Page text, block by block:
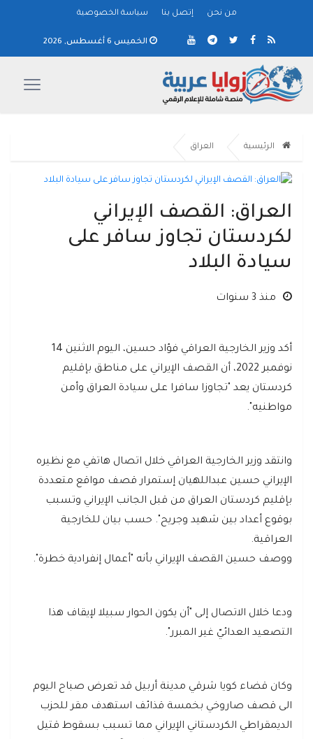
من نحن إتصل بنا سياسة الخصوصية
الخميس 6 أغسطس, 2026
الرئيسية العراق
العراق: القصف الإيراني
لكردستان تجاوز سافر على
سيادة البلاد
منذ 3 سنوات
أكد وزير الخارجية العراقي فؤاد حسين، اليوم الاثنين 14
نوفمبر 2022، أن القصف الإيراني على مناطق بإقليم
كردستان يعد "تجاوزا سافرا على سيادة العراق وأمن
مواطنيه".
وانتقد وزير الخارجية العراقي خلال اتصال هاتفي مع نظيره
الإيراني حسين عبداللهيان إستمرار قصف مواقع متعددة
بإقليم كردستان العراق من قبل الجانب الإيراني وتسبب
بوقوع أعداد بين شهيد وجريح". حسب بيان للخارجية
العراقية.
ووصف حسين القصف الإيراني بأنه "أعمال إنفرادية خطرة".
ودعا خلال الاتصال إلى "أن يكون الحوار سبيلا لإيقاف هذا
التصعيد العدائيّ غير المبرر".
وكان قضاء كويا شرقي مدينة أربيل قد تعرض صباح اليوم
الى قصف صاروخي بخمسة قذائف استهدف مقر للحزب
الديمقراطي الكردستاني الإيراني مما تسبب بسقوط قتيل